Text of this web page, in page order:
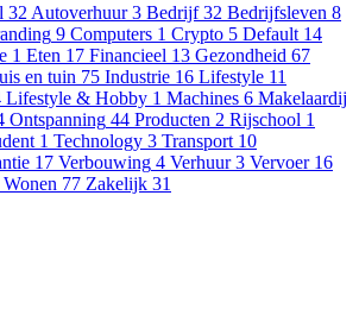
32 Autoverhuur 3 Bedrijf 32 Bedrijfsleven 8
9 Computers 1 Crypto 5 Default 14
1 Eten 17 Financieel 13 Gezondheid 67
en tuin 75 Industrie 16 Lifestyle 11
Lifestyle & Hobby 1 Machines 6 Makelaardij
Ontspanning 44 Producten 2 Rijschool 1
1 Technology 3 Transport 10
17 Verbouwing 4 Verhuur 3 Vervoer 16
Wonen 77 Zakelijk 31